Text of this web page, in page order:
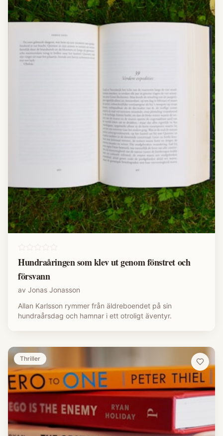
Hundraåringen som klev ut genom fönstret och
försvann
av Jonas Jonasson
Allan Karlsson rymmer från äldreboendet på sin
hundraårsdag och hamnar i ett otroligt äventyr.
Thriller